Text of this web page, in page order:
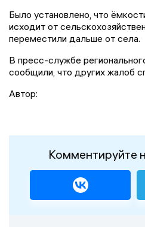
Было установлено, что
исходит от
переместили дальше от села.
В пресс-службе
сообщили, что других жалоб
Автор:
Комментируйте